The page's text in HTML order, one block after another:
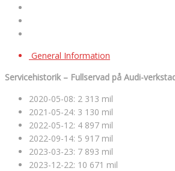
General Information
Servicehistorik – Fullservad på Audi-
2020-05-08: 2 313 mil
2021-05-24: 3 130 mil
2022-05-12: 4 897 mil
2022-09-14: 5 917 mil
2023-03-23: 7 893 mil
2023-12-22: 10 671 mil